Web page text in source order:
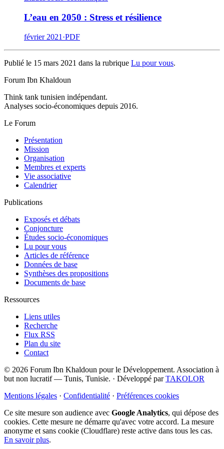
L’eau en 2050 : Stress et résilience
février 2021 ·PDF
Publié le 15 mars 2021 dans la rubrique Lu pour vous.
Forum Ibn Khaldoun
Think tank tunisien indépendant.
Analyses socio-économiques depuis 2016.
Le Forum
Présentation
Mission
Organisation
Membres et experts
Vie associative
Calendrier
Publications
Exposés et débats
Conjoncture
Études socio-économiques
Lu pour vous
Articles de référence
Données de base
Synthèses des propositions
Documents de base
Ressources
Liens utiles
Recherche
Flux RSS
Plan du site
Contact
© 2026 Forum Ibn Khaldoun pour le Développement. Association à
but non lucratif — Tunis, Tunisie. · Développé parTAKOLOR
Mentions légales · Confidentialité · Préférences cookies
Ce site mesure son audience avec Google Analytics, qui dépose des
cookies. Cette mesure ne démarre qu'avec votre accord. La mesure
anonyme et sans cookie (Cloudflare) reste active dans tous les cas.
En savoir plus.